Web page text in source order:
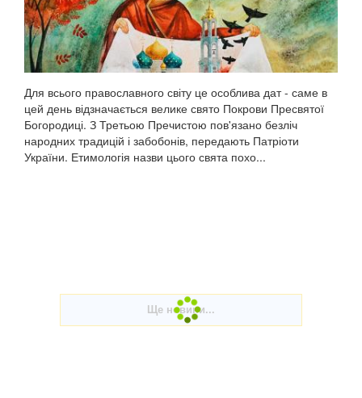
Для всього православного світу це особлива дат - саме в
цей день відзначається велике свято Покрови Пресвятої
Богородиці. З Третьою Пречистою пов'язано безліч
народних традицій і забобонів, передають Патріоти
України. Етимологія назви цього свята похо...